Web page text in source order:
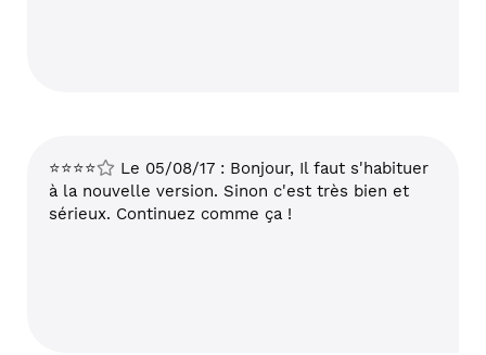
⭐⭐⭐⭐
Le 05/08/17 : Bonjour, Il faut s'habituer
à la nouvelle version. Sinon c'est très bien et
sérieux. Continuez comme ça !